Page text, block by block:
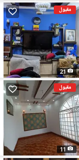
مقبول
21
مقبول
11